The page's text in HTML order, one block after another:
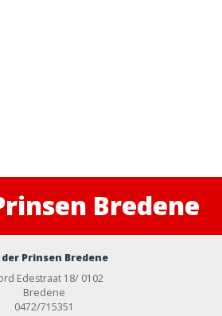
Bredene
Prinsen Bredene
Edestraat 18/ 0102
Bredene
0472/715351